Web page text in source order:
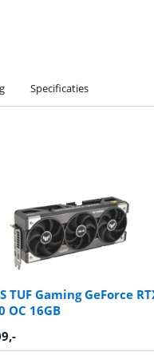
Specificaties
TUF Gaming GeForce
OC 16GB
,-